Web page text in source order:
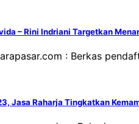
– Rini Indriani Targetkan
: Berkas
Jasa Raharja Tingkatkan